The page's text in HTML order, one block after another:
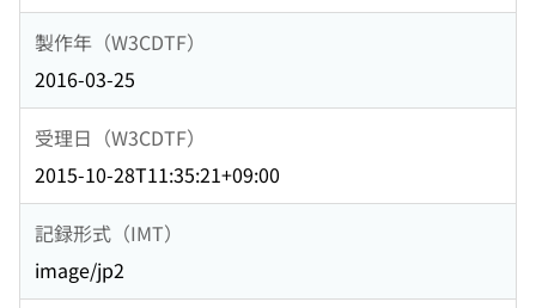
製作年（W3CDTF）
2016-03-25
受理日（W3CDTF）
2015-10-28T11:35:21+09:00
記録形式（IMT）
image/jp2